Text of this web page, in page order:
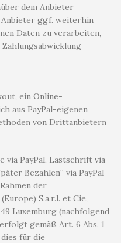
dem Anbieter
ggf. weiterhin
Daten zu verarbeiten,
ein Online-
aus PayPal-eigenen
von Drittanbietern
via PayPal, Lastschrift via
Bezahlen“ via PayPal
der
S.a.r.l. et Cie,
Luxemburg (nachfolgend
gemäß Art. 6 Abs. 1
für die